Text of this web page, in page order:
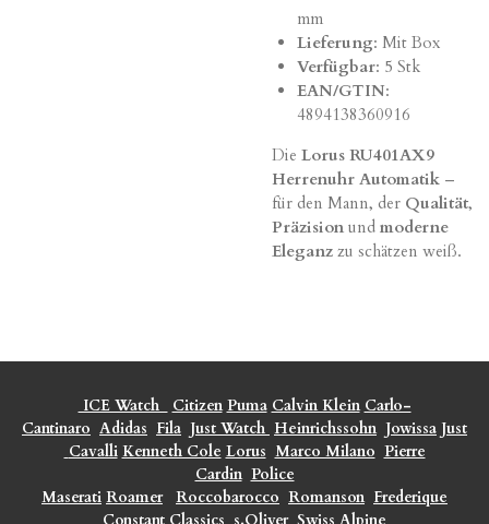
mm
Lieferung: Mit Box
Verfügbar: 5 Stk
EAN/GTIN:
4894138360916
Die Lorus RU401AX9
Herrenuhr Automatik –
für den Mann, der Qualität,
Präzision und moderne
Eleganz zu schätzen weiß.
ICE Watch Citizen Puma Calvin Klein Carlo-
Cantinaro Adidas Fila Just Watch Heinrichssohn Jowissa Just
Cavalli Kenneth Cole Lorus Marco Milano Pierre
Cardin Police
Maserati Roamer Roccobarocco Romanson Frederique